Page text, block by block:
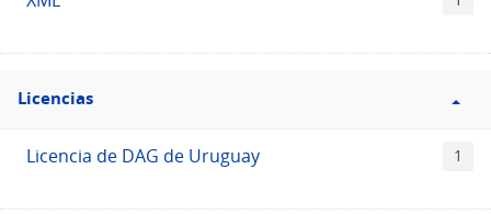
Filtro
Licencias
Licencias
Licencia de DAG de Uruguay 1